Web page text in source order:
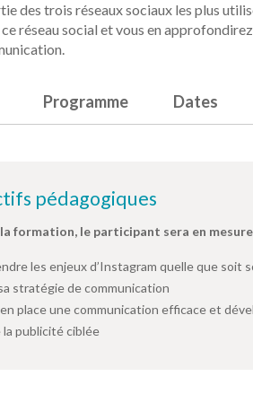
des trois réseaux sociaux les plus
réseau social et vous en
Programme Dates
pédagogiques
la formation, le participant sera en
les enjeux d’Instagram quelle que soit
stratégie de communication
place une communication efficace et
la publicité ciblée